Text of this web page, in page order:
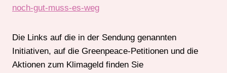
noch-gut-muss-es-weg
Die Links auf die in der Sendung genannten
Initiativen, auf die Greenpeace-Petitionen und die
Aktionen zum Klimageld finden Sie